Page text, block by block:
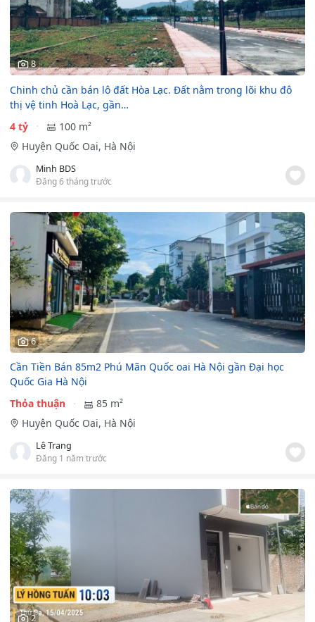
8
Chinh chủ cần bán lô đất Hòa Lạc. Đất nằm trong lõi khu đô
thị vệ tinh Hoà Lạc, gần…
4 tỷ
100 m²
Huyện Quốc Oai, Hà Nội
Minh BDS
Đăng 6 tháng trước
6
Cần Tiền Bán 85m2 Phú Mãn Quốc oai Hà Nội gần Đại học
Quốc Gia Hà Nội
Thỏa thuận
85 m²
Huyện Quốc Oai, Hà Nội
Lê Trang
Đăng 1 năm trước
2